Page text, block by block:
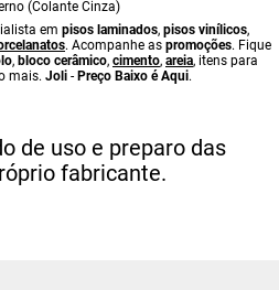
(Colante Cinza)
em pisos laminados, pisos vinílicos,
. Acompanhe as promoções. Fique
, bloco cerâmico, cimento, areia, itens para
mais. Joli - Preço Baixo é Aqui.
de uso e preparo das
fabricante.